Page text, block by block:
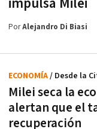
impulsa Milei
PorAlejandro Di Biasi
Milei seca la
alertan que el
recuperación
ECONOMÍA/ Desde la